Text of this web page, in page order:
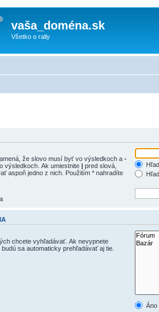
vaša_doména.sk
Všetko o rally
že slovo musí byť vo výsledkoch a -
výsledkoch. Ak umiestnite | pred slová,
aspoň jedno z nich. Použitím * nahradíte
chcete vyhľadávať. Ak nevypnete
sa automaticky prehľadávať aj tie.
Áno